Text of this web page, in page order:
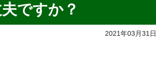
ですか？
2021年03月31日